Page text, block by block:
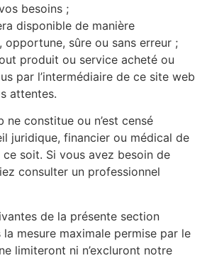
besoins ;
disponible de manière
opportune, sûre ou sans erreur ;
produit ou service acheté ou
par l’intermédiaire de ce site web
attentes.
ne constitue ou n’est censé
juridique, financier ou médical de
soit. Si vous avez besoin de
consulter un professionnel
de la présente section
la mesure maximale permise par le
limiteront ni n’excluront notre